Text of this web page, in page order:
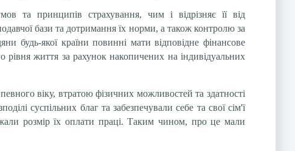
та принципів страхування, чим і відрізняє її від
бази та дотримання їх норми, а також контролю за
будь-якої країни повинні мати відповідне фінансове
рівня життя за рахунок накопичених на індивідуальних
віку, втратою фізичних можливостей та здатності
суспільних благ та забезпечували себе та свої сім'ї
розмір їх оплати праці. Таким чином, про це мали